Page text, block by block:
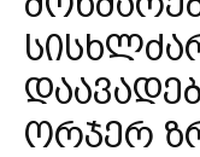
ორჯერ